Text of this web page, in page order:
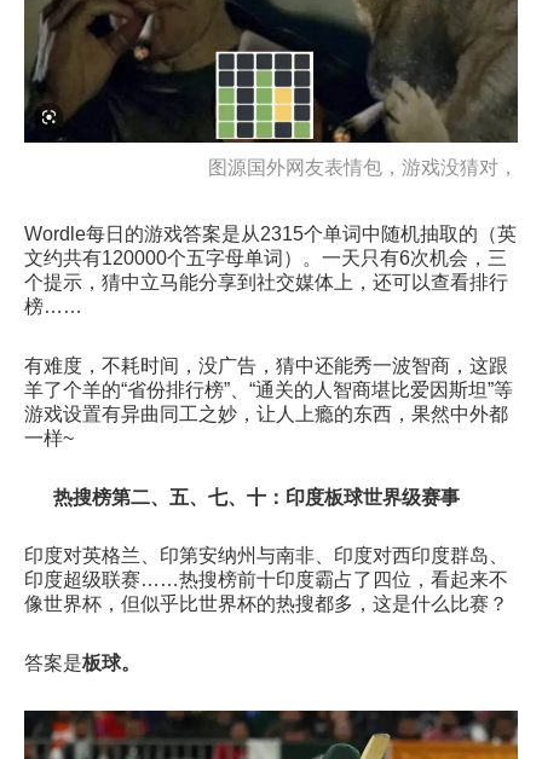
图源国外网友表情包，游戏没猜对，
Wordle每日的游戏答案是从2315个单词中随机抽取的（英
文约共有120000个五字母单词）。一天只有6次机会，三
个提示，猜中立马能分享到社交媒体上，还可以查看排行
榜……
有难度，不耗时间，没广告，猜中还能秀一波智商，这跟
羊了个羊的“省份排行榜”、“通关的人智商堪比爱因斯坦”等
游戏设置有异曲同工之妙，让人上瘾的东西，果然中外都
一样~
热搜榜第二、五、七、十：印度板球世界级赛事
印度对英格兰、印第安纳州与南非、印度对西印度群岛、
印度超级联赛……热搜榜前十印度霸占了四位，看起来不
像世界杯，但似乎比世界杯的热搜都多，这是什么比赛？
答案是板球。